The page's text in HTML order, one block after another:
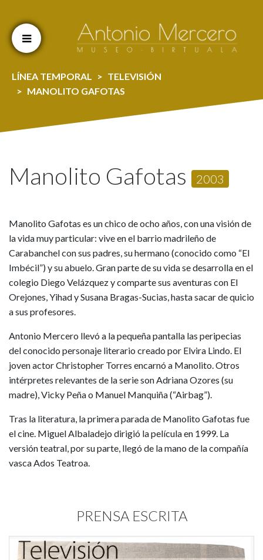
LÍNEA TEMPORAL
TELEVISIÓN
MANOLITO GAFOTAS
Manolito Gafotas 2003
Manolito Gafotas es un chico de ocho años, con una visión de
la vida muy particular: vive en el barrio madrileño de
Carabanchel con sus padres, su hermano (conocido como “El
Imbécil”) y su abuelo. Gran parte de su vida se desarrolla en el
colegio Diego Velázquez y comparte sus aventuras con El
Orejones, Yihad y Susana Bragas-Sucias, hasta sacar de quicio
a sus profesores.
Antonio Mercero llevó a la pequeña pantalla las peripecias
del conocido personaje literario creado por Elvira Lindo. El
joven actor Christopher Torres encarnó a Manolito. Otros
intérpretes relevantes de la serie son Adriana Ozores (su
madre), Vicky Peña o Manuel Manquiña (“Airbag”).
Tras la literatura, la primera parada de Manolito Gafotas fue
el cine. Miguel Albaladejo dirigió la película en 1999. La
versión teatral, por su parte, llegó de la mano de la compañía
vasca Ados Teatroa.
PRENSA ESCRITA